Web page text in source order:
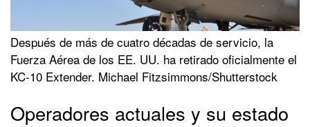
Después de más de cuatro décadas de servicio, la
Fuerza Aérea de los EE. UU. ha retirado oficialmente el
KC-10 Extender. Michael Fitzsimmons/Shutterstock
Operadores actuales y su estado